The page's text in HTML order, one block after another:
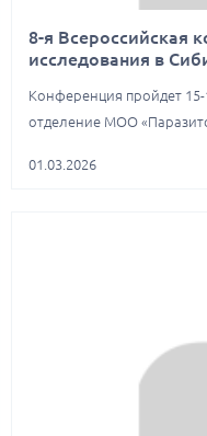
8-я Всероссийская
исследования в
Конференция пройдет
отделение МОО
01.03.2026